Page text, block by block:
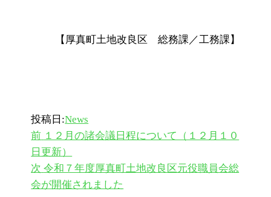
【厚真町土地改良区 総務課／工務課】
投稿日:News
投
稿
ナ
過
去
の
投
前 １２月の諸会議日程について（１２月１０
日更新）
次
の
次 令和７年度厚真町土地改良区元役職員会総
会が開催されました